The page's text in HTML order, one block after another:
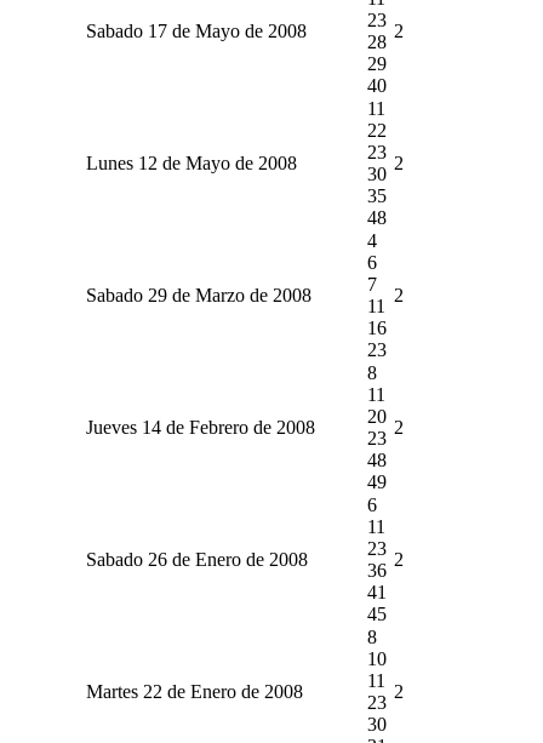
Sabado 17 de Mayo de 2008
23
28
29
40
2
Lunes 12 de Mayo de 2008
11
22
23
30
35
48
2
Sabado 29 de Marzo de 2008
4
6
7
11
16
23
2
Jueves 14 de Febrero de 2008
8
11
20
23
48
49
2
Sabado 26 de Enero de 2008
6
11
23
36
41
45
2
Martes 22 de Enero de 2008
8
10
11
23
30
2